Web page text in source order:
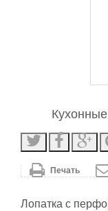
Печать
Лопатка с